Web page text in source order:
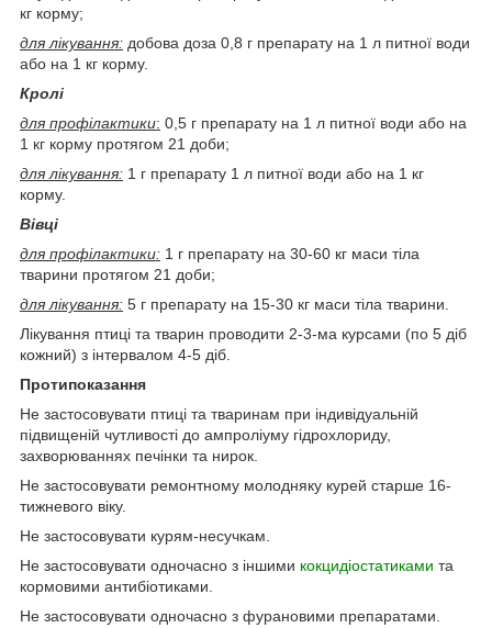
кг корму;
для лікування: добова доза 0,8 г препарату на 1 л питної води
або на 1 кг корму.
Кролі
для профілактики: 0,5 г препарату на 1 л питної води або на
1 кг корму протягом 21 доби;
для лікування: 1 г препарату 1 л питної води або на 1 кг
корму.
Вівці
для профілактики: 1 г препарату на 30-60 кг маси тіла
тварини протягом 21 доби;
для лікування: 5 г препарату на 15-30 кг маси тіла тварини.
Лікування птиці та тварин проводити 2-3-ма курсами (по 5 діб
кожний) з інтервалом 4-5 діб.
Протипоказання
Не застосовувати птиці та тваринам при індивідуальній
підвищеній чутливості до ампроліуму гідрохлориду,
захворюваннях печінки та нирок.
Не застосовувати ремонтному молодняку курей старше 16-
тижневого віку.
Не застосовувати курям-несучкам.
Не застосовувати одночасно з іншими кокцидіостатиками та
кормовими антибіотиками.
Не застосовувати одночасно з фурановими препаратами.